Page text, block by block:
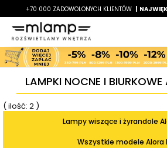
-7% LATO7
+70 000 ZADOWOLONYCH KLIENTÓW |
| |
LAMPKI NOCNE I
( ilość: 2 )
Lampy wiszące i żyrandole
Wszystkie modele Alora